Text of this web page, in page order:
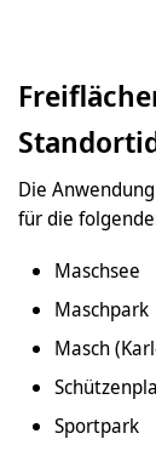
Die
für die
Maschsee
Maschpark
Masch
Sportpark